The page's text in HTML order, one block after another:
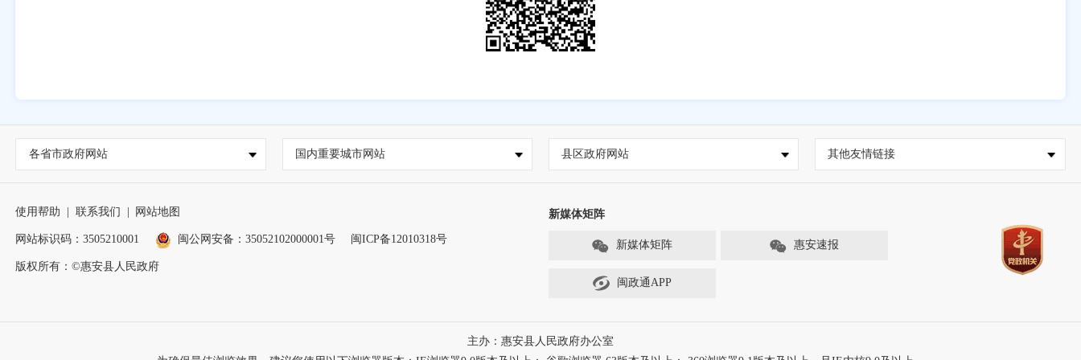
各省市政府网站 国内重要城市网站 县区政府网站 其他友情链接
使用帮助 联系我们 网站地图
网站标识码：3505210001 闽公网安备：35052102000001号 闽ICP备12010318号
版权所有：©惠安县人民政府
新媒体矩阵
新媒体矩阵 惠安速报
闽政通APP
主办：惠安县人民政府办公室